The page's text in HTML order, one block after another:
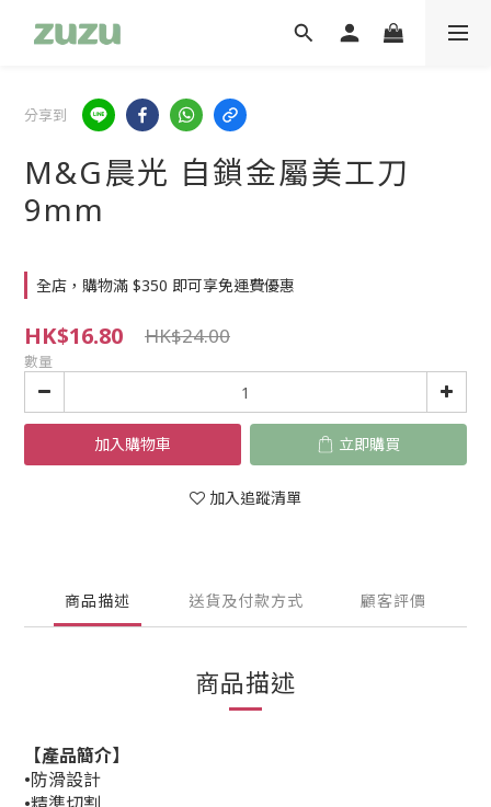
分享到
M&G晨光 自鎖金屬美工刀
9mm
全店，購物滿 $350 即可享免運費優惠
HK$16.80 HK$24.00
數量
加入購物車 立即購買
加入追蹤清單
商品描述 送貨及付款方式 顧客評價
商品描述
【產品簡介】
•防滑設計